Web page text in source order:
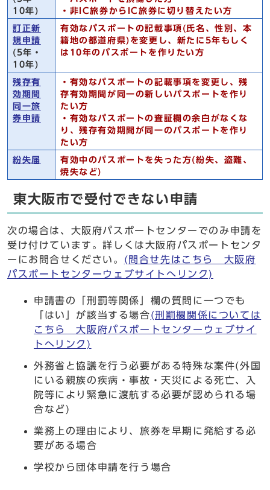
10年)
・非IC旅券からIC旅券に切り替えたい方
訂正新
規申請
(5年・
10年)
有効なパスポートの記載事項(氏名、性別、本
籍地の都道府県)を変更し、新たに5年もしく
は10年のパスポートを作りたい方
残存有
効期間
同一旅
券申請
・有効なパスポートの記載事項を変更し、残
存有効期間が同一の新しいパスポートを作り
たい方
・有効なパスポートの査証欄の余白がなくな
り、残存有効期間が同一のパスポートを作り
たい方
紛失届
有効中のパスポートを失った方(紛失、盗難、
焼失など)
東大阪市で受付できない申請
次の場合は、大阪府パスポートセンターでのみ申請を
受け付けています。詳しくは大阪府パスポートセンタ
ーにお問合せください。 (問合せ先はこちら 大阪府
パスポートセンターウェブサイトへリンク)
申請書の「刑罰等関係」欄の質問に一つでも
「はい」が該当する場合(刑罰欄関係については
こちら 大阪府パスポートセンターウェブサイ
トへリンク)
外務省と協議を行う必要がある特殊な案件(外国
にいる親族の疾病・事故・天災による死亡、入
院等により緊急に渡航する必要が認められる場
合など)
業務上の理由により、旅券を早期に発給する必
要がある場合
学校から団体申請を行う場合